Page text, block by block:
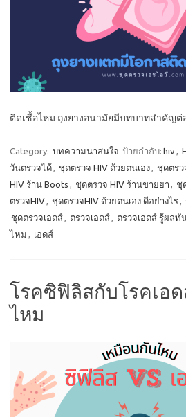
ติดเชื้อไหม ถุงยางอนามัยมีบทบาทสำคัญ
Category: บทความน่าสนใจ ป้ายกำกับ: hiv,
วันตรวจได้, ชุดตรวจ HIV ด้วยตนเอง, ชุดตร
HIV ร้าน Boots , ชุดตรวจ HIV ร้านขายยา , ชุ
ตรวจHIV, ชุดตรวจHIV ด้วยตนเอง ดีอย่างไร,
ชุดตรวจเอดส์, ตรวจเอดส์, ตรวจเอดส์ รู้ผลทั
ไหม , เอดส์
โรคซิฟิลิสกับโรคเอ
ไหม